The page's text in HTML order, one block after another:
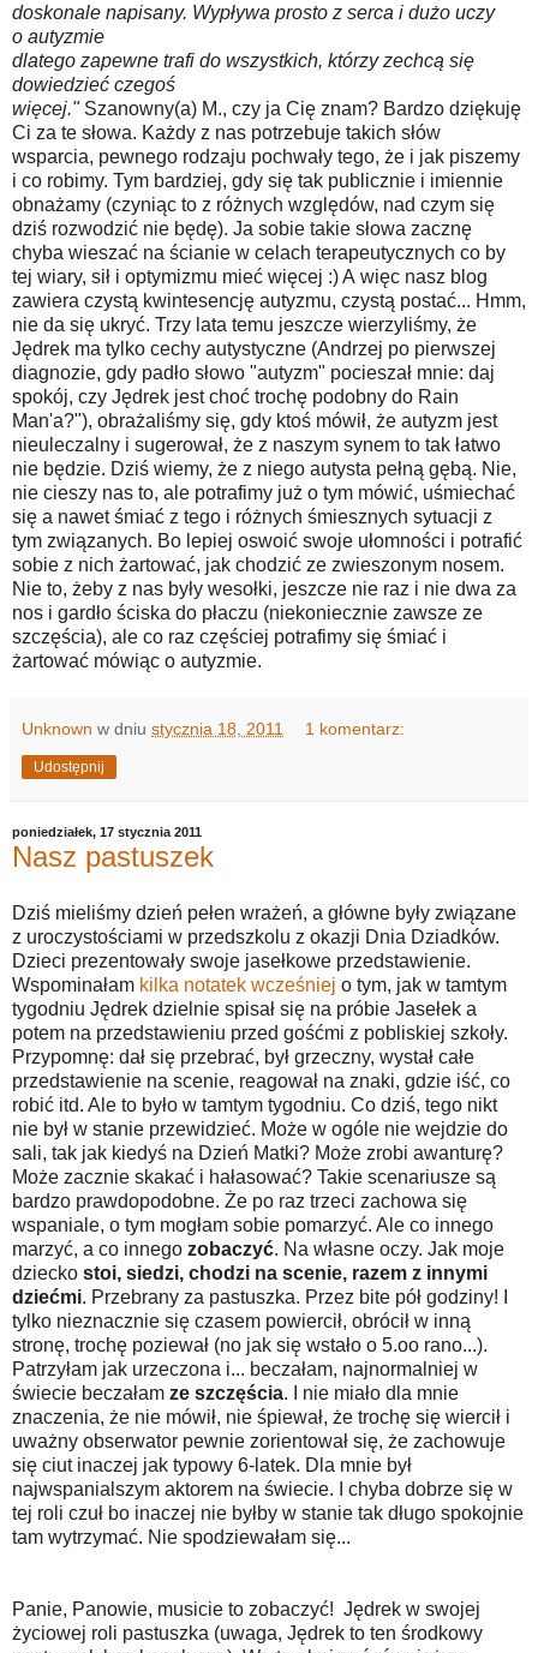
doskonale napisany. Wypływa prosto z serca i dużo uczy
o autyzmie
dlatego zapewne trafi do wszystkich, którzy zechcą się
dowiedzieć czegoś
więcej."Szanowny(a) M., czy ja Cię znam? Bardzo dziękuję
Ci za te słowa. Każdy z nas potrzebuje takich słów
wsparcia, pewnego rodzaju pochwały tego, że i jak piszemy
i co robimy. Tym bardziej, gdy się tak publicznie i imiennie
obnażamy (czyniąc to z różnych względów, nad czym się
dziś rozwodzić nie będę). Ja sobie takie słowa zacznę
chyba wieszać na ścianie w celach terapeutycznych co by
tej wiary, sił i optymizmu mieć więcej :) A więc nasz blog
zawiera czystą kwintesencję autyzmu, czystą postać... Hmm,
nie da się ukryć. Trzy lata temu jeszcze wierzyliśmy, że
Jędrek ma tylko cechy autystyczne (Andrzej po pierwszej
diagnozie, gdy padło słowo "autyzm" pocieszał mnie: daj
spokój, czy Jędrek jest choć trochę podobny do Rain
Man'a?"), obrażaliśmy się, gdy ktoś mówił, że autyzm jest
nieuleczalny i sugerował, że z naszym synem to tak łatwo
nie będzie. Dziś wiemy, że z niego autysta pełną gębą. Nie,
nie cieszy nas to, ale potrafimy już o tym mówić, uśmiechać
się a nawet śmiać z tego i różnych śmiesznych sytuacji z
tym związanych. Bo lepiej oswoić swoje ułomności i potrafić
sobie z nich żartować, jak chodzić ze zwieszonym nosem.
Nie to, żeby z nas były wesołki, jeszcze nie raz i nie dwa za
nos i gardło ściska do płaczu (niekoniecznie zawsze ze
szczęścia), ale co raz częściej potrafimy się śmiać i
żartować mówiąc o autyzmie.
Unknown w dniu stycznia 18, 2011 1 komentarz:
Udostępnij
poniedziałek, 17 stycznia 2011
Nasz pastuszek
Dziś mieliśmy dzień pełen wrażeń, a główne były związane
z uroczystościami w przedszkolu z okazji Dnia Dziadków.
Dzieci prezentowały swoje jasełkowe przedstawienie.
Wspominałam kilka notatek wcześniej o tym, jak w tamtym
tygodniu Jędrek dzielnie spisał się na próbie Jasełek a
potem na przedstawieniu przed gośćmi z pobliskiej szkoły.
Przypomnę: dał się przebrać, był grzeczny, wystał całe
przedstawienie na scenie, reagował na znaki, gdzie iść, co
robić itd. Ale to było w tamtym tygodniu. Co dziś, tego nikt
nie był w stanie przewidzieć. Może w ogóle nie wejdzie do
sali, tak jak kiedyś na Dzień Matki? Może zrobi awanturę?
Może zacznie skakać i hałasować? Takie scenariusze są
bardzo prawdopodobne. Że po raz trzeci zachowa się
wspaniale, o tym mogłam sobie pomarzyć. Ale co innego
marzyć, a co innego zobaczyć. Na własne oczy. Jak moje
dziecko stoi, siedzi, chodzi na scenie, razem z innymi
dziećmi. Przebrany za pastuszka. Przez bite pół godziny! I
tylko nieznacznie się czasem powiercił, obrócił w inną
stronę, trochę poziewał (no jak się wstało o 5.oo rano...).
Patrzyłam jak urzeczona i... beczałam, najnormalniej w
świecie beczałam ze szczęścia. I nie miało dla mnie
znaczenia, że nie mówił, nie śpiewał, że trochę się wiercił i
uważny obserwator pewnie zorientował się, że zachowuje
się ciut inaczej jak typowy 6-latek. Dla mnie był
najwspanialszym aktorem na świecie. I chyba dobrze się w
tej roli czuł bo inaczej nie byłby w stanie tak długo spokojnie
tam wytrzymać. Nie spodziewałam się...
Panie, Panowie, musicie to zobaczyć! Jędrek w swojej
życiowej roli pastuszka (uwaga, Jędrek to ten środkowy